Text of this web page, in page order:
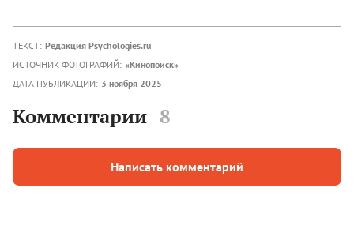
ТЕКСТ: Редакция Psychologies.ru
ИСТОЧНИК ФОТОГРАФИЙ: «Кинопоиск»
ДАТА ПУБЛИКАЦИИ: 3 ноября 2025
Комментарии 8
Написать комментарий